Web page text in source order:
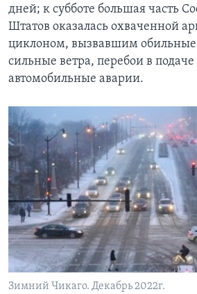
дней; к субботе большая часть
Штатов оказалась охваченной
циклоном, вызвавшим обильные
сильные ветра, перебои в
автомобильные аварии.
Зимний Чикаго. Декабрь 2022г.